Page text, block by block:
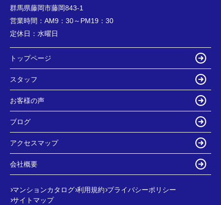
群馬県藤岡市藤岡843-1
営業時間： AM9：30～PM19：30
定休日： 水曜日
トップページ
スタッフ
お客様の声
ブログ
アクセスマップ
会社概要
マンションカタログ 利用規約 プライバシーポリシー
サイトマップ